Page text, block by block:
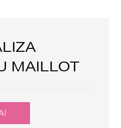
MAILLOT